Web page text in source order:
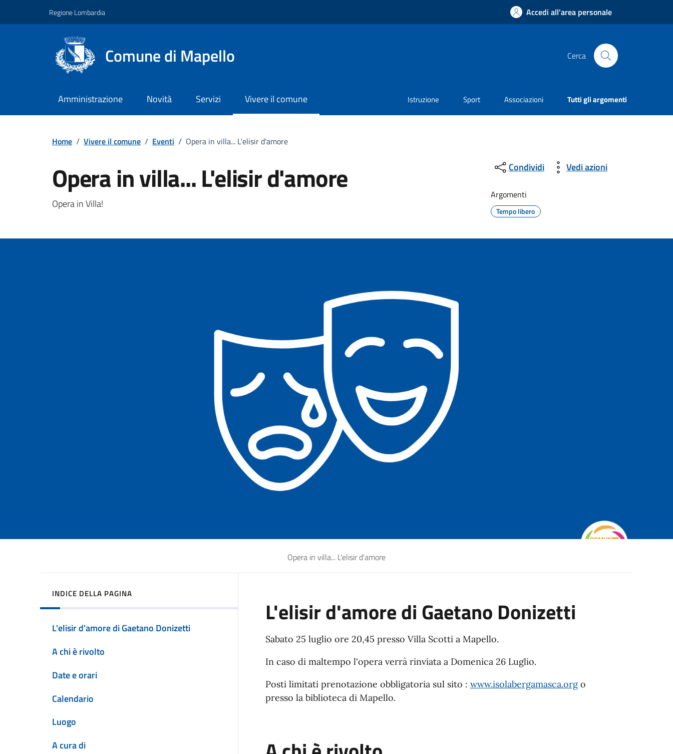
Regione Lombardia Accedi all'area personale
Comune di Mapello Cerca
Amministrazione Novità Servizi Vivere il comune Istruzione Sport Associazioni Tutti gli argomenti
Home / Vivere il comune / Eventi / Opera in villa... L'elisir d'amore
Opera in villa... L'elisir d'amore
Dettagli della notizia
Opera in Villa!
Condividi Vedi azioni
Argomenti
Tempo libero
Opera in villa... L'elisir d'amore
INDICE DELLA PAGINA
L'elisir d'amore di Gaetano Donizetti
A chi è rivolto
Date e orari
Calendario
Luogo
A cura di
L'elisir d'amore di Gaetano Donizetti
Sabato 25 luglio ore 20,45 presso Villa Scotti a Mapello.
In caso di maltempo l'opera verrà rinviata a Domenica 26 Luglio.
Posti limitati prenotazione obbligatoria sul sito : www.isolabergamasca.orgo
presso la biblioteca di Mapello.